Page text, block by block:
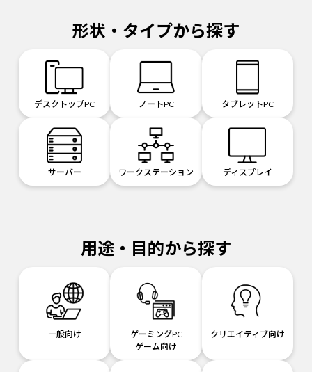
形状・タイプから探す
デスクトップPC ノートPC タブレットPC
サーバー ワークステーション ディスプレイ
用途・目的から探す
一般向け
ゲーミングPC
ゲーム向け
クリエイティブ向け